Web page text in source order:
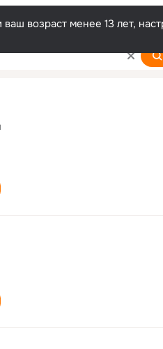
возраст менее 13 лет,